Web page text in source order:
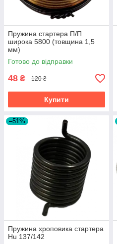
Пружина стартера П/П
широка 5800 (товщина 1,5
мм)
Готово до відправки
48 ₴ 120 ₴
Купити
–51%
Пружина хроповика стартера
Hu 137/142